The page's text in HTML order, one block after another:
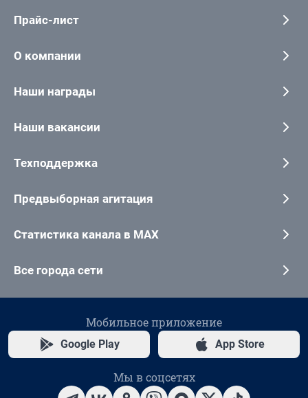
Прайс-лист
О компании
Наши награды
Наши вакансии
Техподдержка
Предвыборная агитация
Статистика канала в MAX
Все города сети
Мобильное приложение
Google Play App Store
Мы в соцсетях